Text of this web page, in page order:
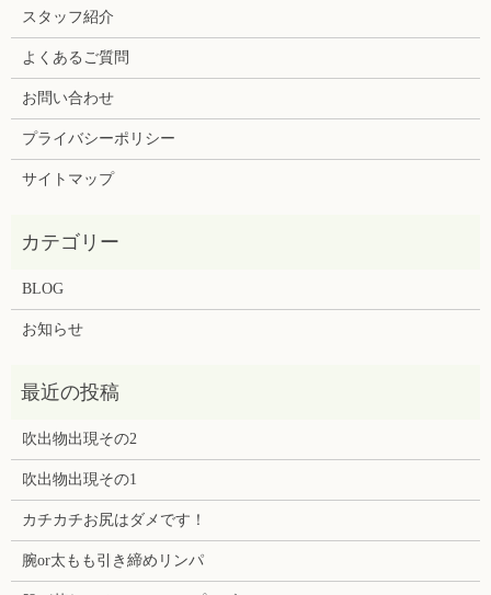
スタッフ紹介
よくあるご質問
お問い合わせ
プライバシーポリシー
サイトマップ
BLOG
お知らせ
吹出物出現その2
吹出物出現その1
カチカチお尻はダメです！
腕or太もも引き締めリンパ